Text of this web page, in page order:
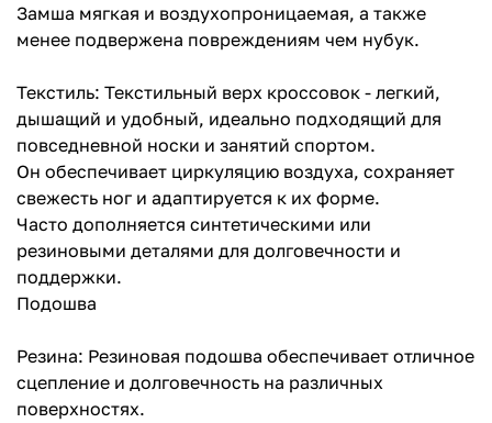
Замша мягкая и воздухопроницаемая, а также
менее подвержена повреждениям чем нубук.
Текстиль: Текстильный верх кроссовок - легкий,
дышащий и удобный, идеально подходящий для
повседневной носки и занятий спортом.
Он обеспечивает циркуляцию воздуха, сохраняет
свежесть ног и адаптируется к их форме.
Часто дополняется синтетическими или
резиновыми деталями для долговечности и
поддержки.
Подошва
Резина: Резиновая подошва обеспечивает отличное
сцепление и долговечность на различных
поверхностях.